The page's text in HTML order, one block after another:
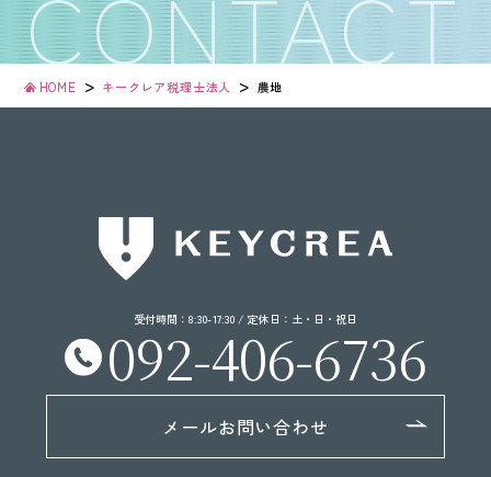
HOME > キークレア税理士法人 > 農地
受付時間：8:30-17:30 / 定休日：土・日・祝日
092-406-6736
メールお問い合わせ